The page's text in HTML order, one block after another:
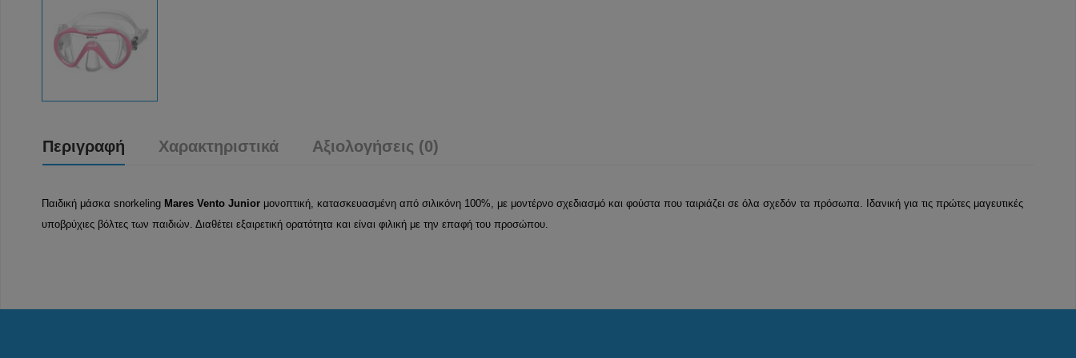
Περιγραφή Χαρακτηριστικά Αξιολογήσεις (0)
Παιδική μάσκα snorkeling Mares Vento Juniorμονοπτική, κατασκευασμένη από σιλικόνη 100%, με μοντέρνο σχεδιασμό και φούστα που ταιριάζει σε όλα σχεδόν τα πρόσωπα. Ιδανική για τις πρώτες μαγευτικές
υποβρύχιες βόλτες των παιδιών. Διαθέτει εξαιρετική ορατότητα και είναι φιλική με την επαφή του προσώπου.